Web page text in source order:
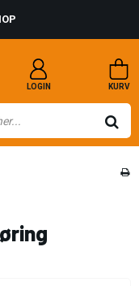
LOGIN KURV